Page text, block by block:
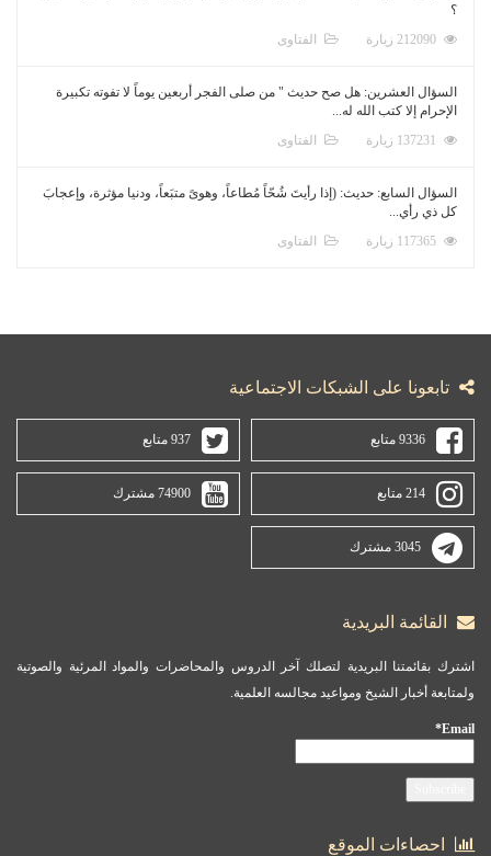
؟
الفتاوى
السؤال العشرين: هل صح حديث " من صلى الفجر أربعين يوماً لا تفوته تكبيرة
الإحرام إلا كتب الله له...
الفتاوى
السؤال السابع: حديث: (إذا رأيتَ شُحّاً مُطاعاً، وهوىً متبَعاً، ودنيا مؤثرة، وإعجابَ
كل ذي رأي...
الفتاوى
تابعونا على الشبكات الاجتماعية
9336 متابع 937 متابع
214 متابع 74900 مشترك
3045 مشترك
القائمة البريدية
اشترك بقائمتنا البريدية لتصلك آخر الدروس والمحاضرات والمواد المرئية والصوتية
ولمتابعة أخبار الشيخ ومواعيد مجالسه العلمية.
Email*
احصاءات الموقع